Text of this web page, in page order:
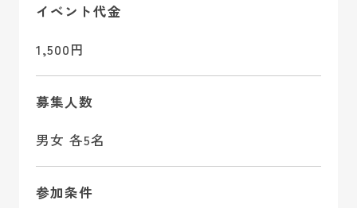
イベント代金
1,500円
募集人数
男女 各5名
参加条件